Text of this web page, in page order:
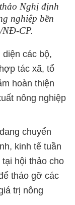
Nghị định
nghiệp bền
NĐ-CP.
các bộ,
tác xã, tổ
hoàn thiện
nông nghiệp
chuyển
kinh tế tuần
hội thảo cho
tháo gỡ các
trị nông